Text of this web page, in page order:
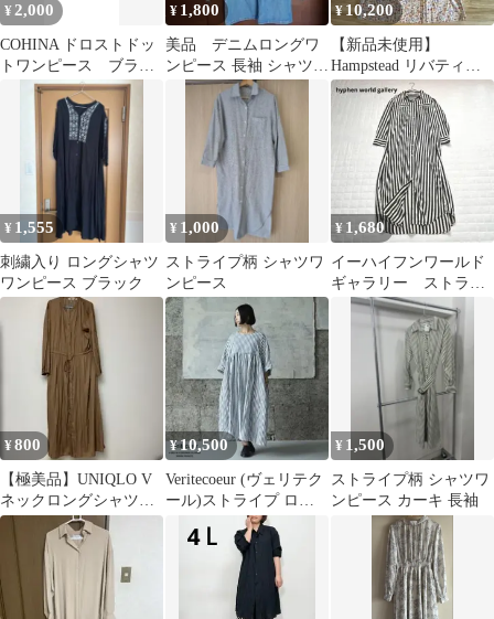
¥ 2,000
COHINA ドロストドッ
トワンピース ブラッ
¥ 1,800
美品 デニムロングワ
ンピース 長袖 シャツワ
ンピース
¥10,200
【新品未使用】
Hampstead リバティ
バンドカラー長袖シャ
ツワンピース
¥ 1,555
刺繍入り ロングシャツ
ワンピース ブラック
¥ 1,000
ストライプ柄 シャツワ
ンピース
¥ 1,680
イーハイフンワールド
ギャラリー ストライ
プシャツワンピース
体型カバー ゆったり
¥800
【極美品】UNIQLO V
ネックロングシャツワ
ンピース 茶 S
¥10,500
Veritecoeur (ヴェリテク
ール)ストライプ ロン
グワンピース/ブルー
¥ 1,500
ストライプ柄 シャツワ
ンピース カーキ 長袖